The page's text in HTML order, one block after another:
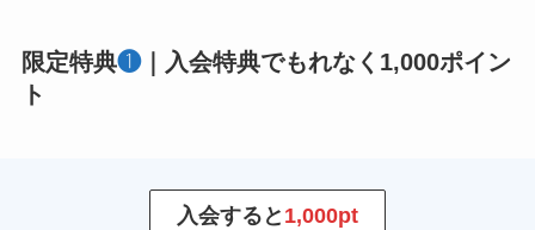
限定特典❶｜入会特典でもれなく1,000ポイン
ト
入会すると 1,000pt